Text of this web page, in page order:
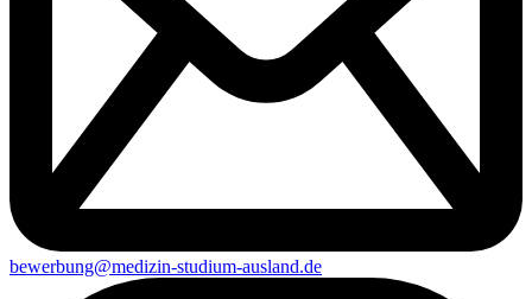
bewerbung@medizin-studium-ausland.de